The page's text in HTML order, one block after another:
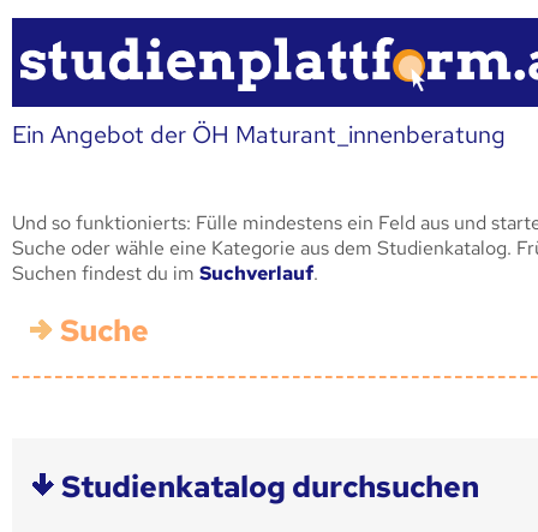
Ein Angebot der ÖH Maturant_innenberatung
Und so funktionierts: Fülle mindestens ein Feld aus und
Suche oder wähle eine Kategorie aus dem Studienkatalog.
Suchen findest du im Suchverlauf.
Suche
Studienkatalog durchsuchen